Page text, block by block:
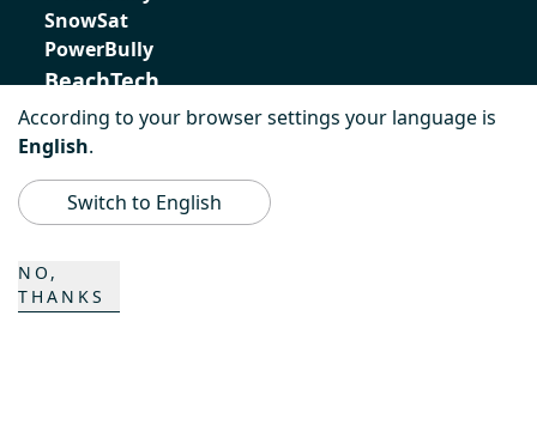
SnowSat
PowerBully
BeachTech
ProAcademy
Carrera
According to your browser settings your language is
English.
NO,
THANKS
Switch to English